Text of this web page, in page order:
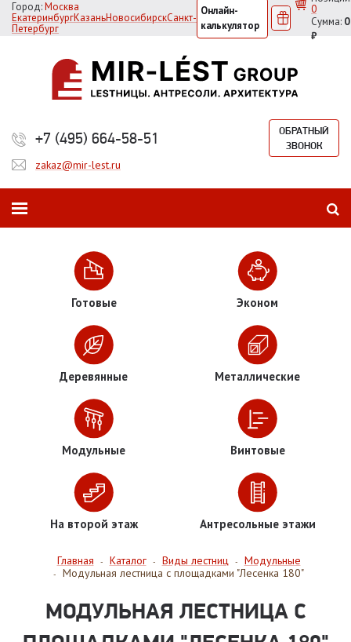
Город:Москва
ЕкатеринбургКазаньНовосибирскСанкт-
Петербург
Онлайн-
калькулятор
0
Сумма: 0
₽
+7 (495) 664-58-51
ОБРАТНЫЙ
ЗВОНОК
zakaz@mir-lest.ru
Готовые Эконом
Деревянные Металлические
Модульные Винтовые
На второй этаж Антресольные этажи
Главная - Каталог - Виды лестниц - Модульные
- Модульная лестница с площадками "Лесенка 180"
МОДУЛЬНАЯ ЛЕСТНИЦА С